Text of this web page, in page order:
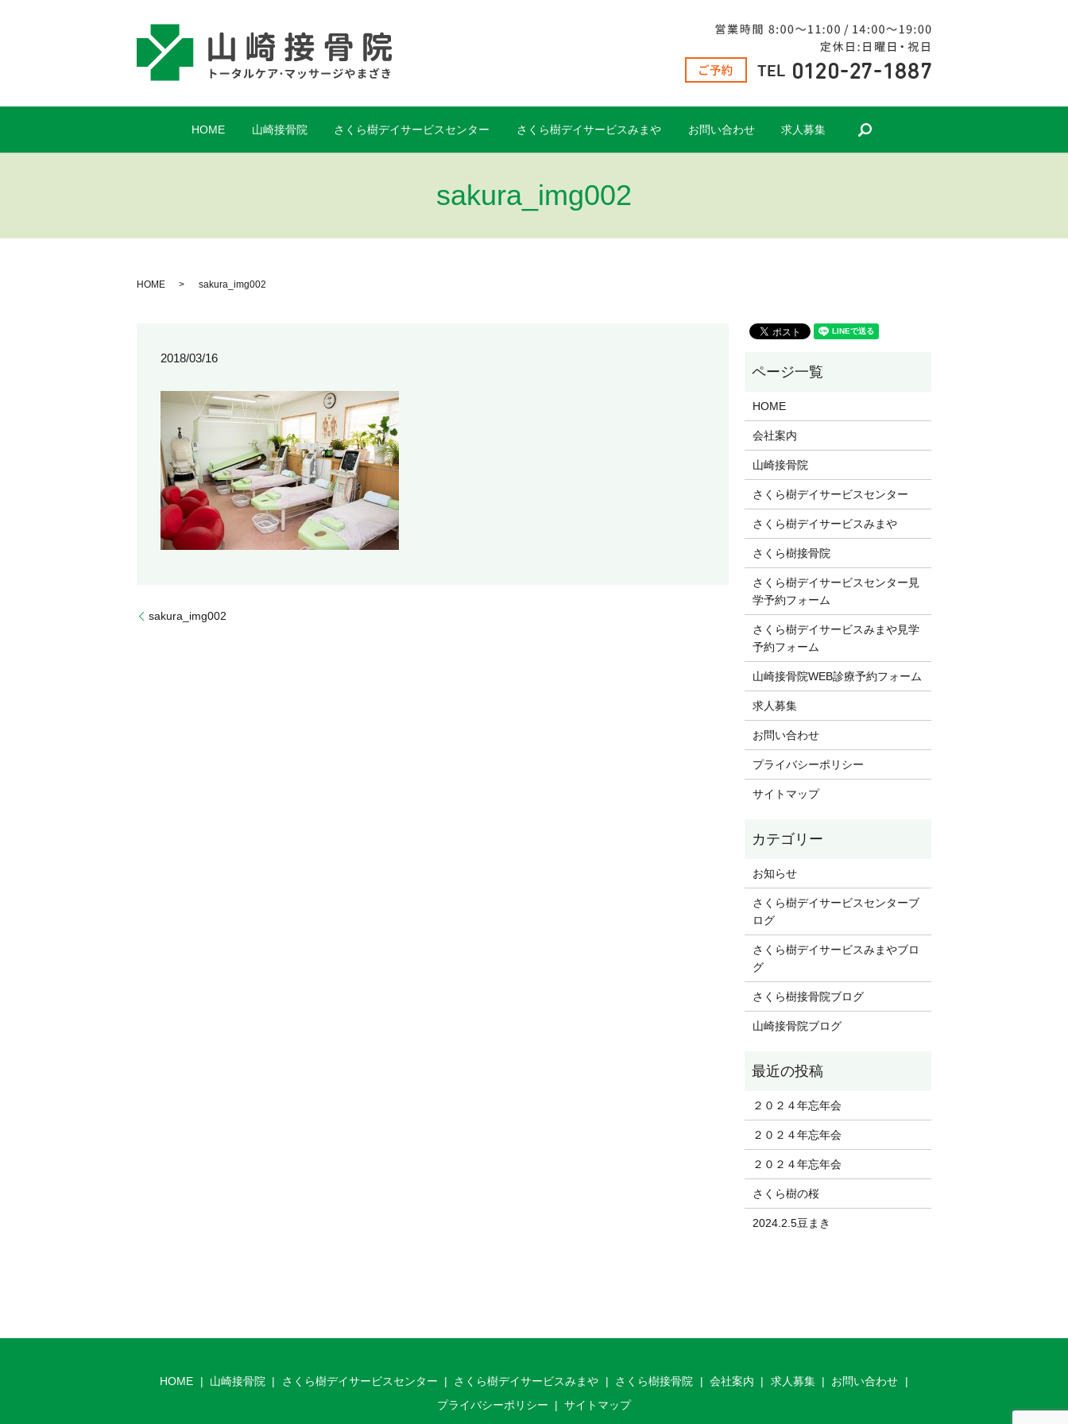
HOME 山崎接骨院 さくら樹デイサービスセンター さくら樹デイサービスみまや お問い合わせ 求人募集
sakura_img002
HOME sakura_img002
2018/03/16
sakura_img002
HOME
会社案内
山崎接骨院
さくら樹デイサービスセンター
さくら樹デイサービスみまや
さくら樹接骨院
さくら樹デイサービスセンター見
学予約フォーム
さくら樹デイサービスみまや見学
予約フォーム
山崎接骨院WEB診療予約フォーム
求人募集
お問い合わせ
プライバシーポリシー
サイトマップ
お知らせ
さくら樹デイサービスセンターブ
ログ
さくら樹デイサービスみまやブロ
グ
さくら樹接骨院ブログ
山崎接骨院ブログ
２０２４年忘年会
２０２４年忘年会
２０２４年忘年会
さくら樹の桜
2024.2.5豆まき
HOME 山崎接骨院 さくら樹デイサービスセンター さくら樹デイサービスみまや さくら樹接骨院 会社案内 求人募集
お問い合わせ
プライバシーポリシー
サイトマップ